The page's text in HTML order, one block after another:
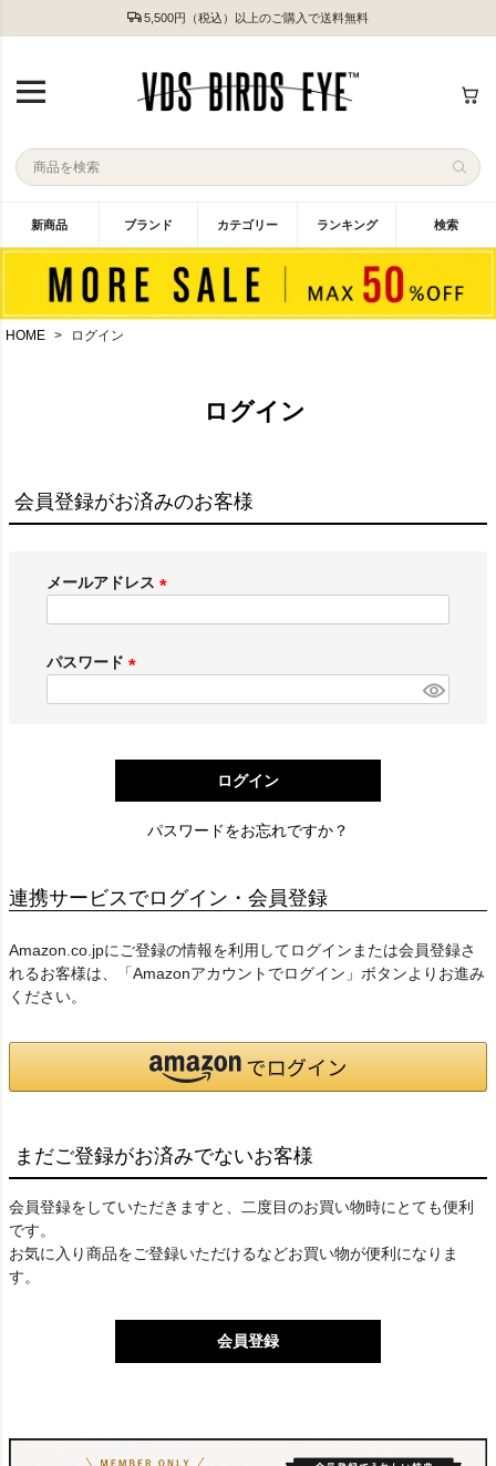
5,500円（税込）以上のご購入で送料無料
新商品 ブランド カテゴリー ランキング 検索
HOME ログイン
ログイン
会員登録がお済みのお客様
メールアドレス
)
パスワード
)
ログイン
パスワードをお忘れですか？
連携サービスでログイン・会員登録
Amazon.co.jpにご登録の情報を利用してログインまたは会員登録さ
れるお客様は、「Amazonアカウントでログイン」ボタンよりお進み
ください。
まだご登録がお済みでないお客様
会員登録をしていただきますと、二度目のお買い物時にとても便利
です。
お気に入り商品をご登録いただけるなどお買い物が便利になりま
す。
会員登録